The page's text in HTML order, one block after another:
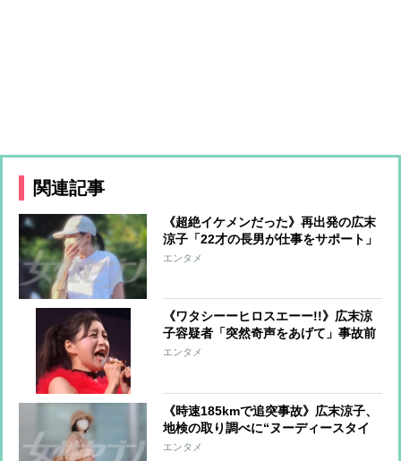
関連記事
《超絶イケメンだった》再出発の広末
涼子「22才の長男が仕事をサポート」
美人インフルエンサーと真剣交際中の
エンタメ
《ワタシーーヒロスエーー!!》広末涼
子容疑者「突然奇声をあげて」事故前
後の奇行詳報「もともと独自の世界観
エンタメ
《時速185kmで追突事故》広末涼子、
地検の取り調べに“ヌーディースタイ
ル”で出頭 危険運転致傷は適用され
エンタメ